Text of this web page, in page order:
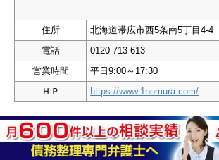
住所
北海道帯広市西5条南5丁目4-4
電話
0120-713-613
営業時間
平日9:00～17:30
ＨＰ
https://www.1nomura.com/
多額の借金を負ったり、多重債務に陥
整理」という方法で救われることが少